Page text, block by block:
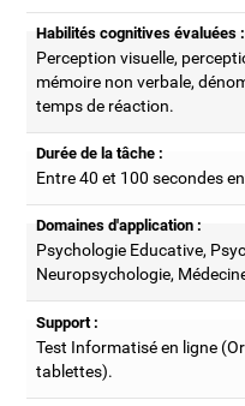
Habilités cognitives évaluées :
Perception visuelle,
mémoire non verbale,
temps de réaction.
Durée de la tâche :
Entre 40 et 100 secondes
Domaines d'application :
Psychologie Educative,
Neuropsychologie,
Support :
Test Informatisé en ligne
tablettes).